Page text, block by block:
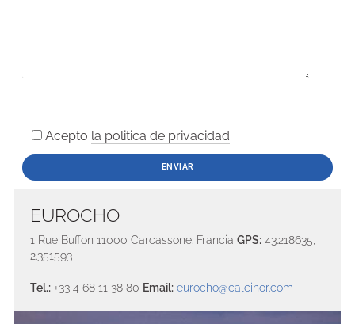
Acepto la politica de privacidad
EUROCHO
1 Rue Buffon 11000 Carcassone. Francia GPS:43.218635,
2.351593
Tel.:+33 4 68 11 38 80 Email: eurocho@calcinor.com